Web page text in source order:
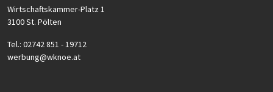
Wirtschaftskammer-Platz 1
3100 St. Pölten
Tel.: 02742 851 - 19712
werbung@wknoe.at